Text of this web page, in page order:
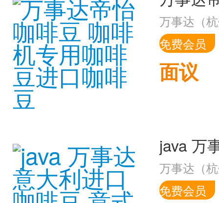
万事达（
免费会员
面议
万事达（
免费会员